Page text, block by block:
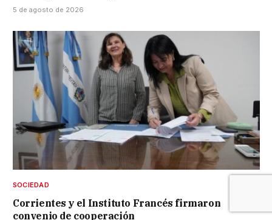
5 de agosto de 2026
SOCIEDAD
Corrientes y el Instituto Francés firmaron
convenio de cooperación